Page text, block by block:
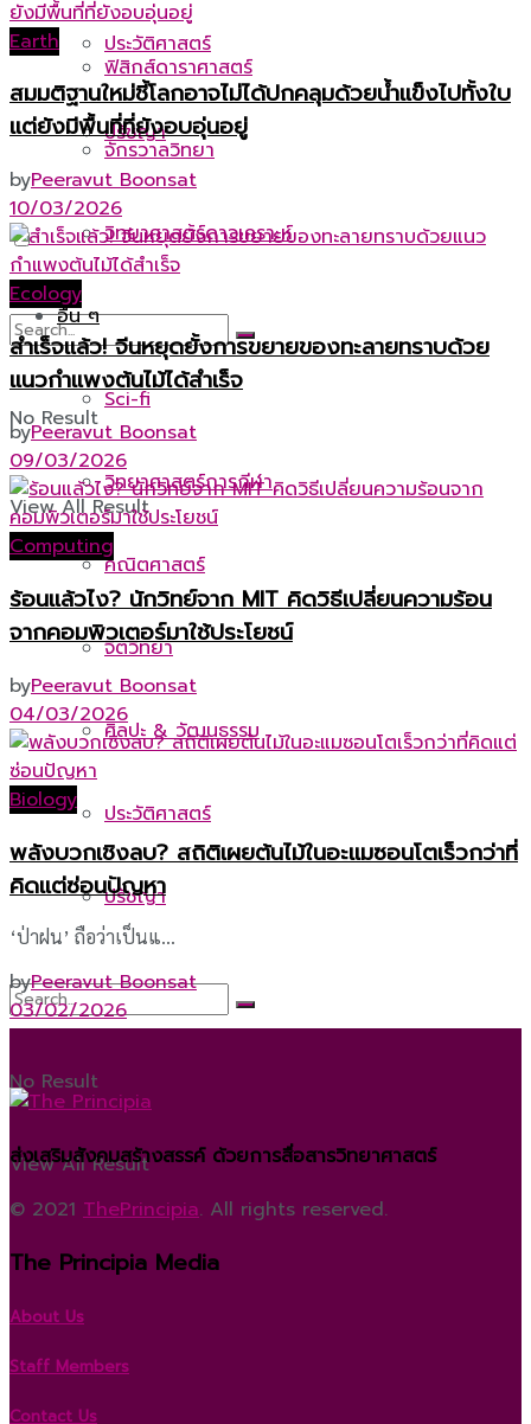
ประวัติศาสตร์
ปรัชญา
No Result
View All Result
ฟิสิกส์ดาราศาสตร์
จักรวาลวิทยา
วิทยาศาสตร์ดาวเคราะห์
อื่น ๆ
Sci-fi
วิทยาศาสตร์การกีฬา
คณิตศาสตร์
จิตวิทยา
ศิลปะ & วัฒนธรรม
ประวัติศาสตร์
ปรัชญา
No Result
View All Result
Earth
สมมติฐานใหม่ชี้โลกอาจไม่ได้ปกคลุมด้วยน้ำแข็งไปทั้งใบ
แต่ยังมีพื้นที่ที่ยังอบอุ่นอยู่
byPeeravut Boonsat
10/03/2026
Ecology
สำเร็จแล้ว! จีนหยุดยั้งการขยายของทะลายทราบด้วย
แนวกำแพงต้นไม้ได้สำเร็จ
byPeeravut Boonsat
09/03/2026
Computing
ร้อนแล้วไง? นักวิทย์จาก MIT คิดวิธีเปลี่ยนความร้อน
จากคอมพิวเตอร์มาใช้ประโยชน์
byPeeravut Boonsat
04/03/2026
Biology
พลังบวกเชิงลบ? สถิติเผยต้นไม้ในอะแมซอนโตเร็วกว่าที่
คิดแต่ซ่อนปัญหา
‘ป่าฝน’ ถือว่าเป็นแ...
byPeeravut Boonsat
03/02/2026
ส่งเสริมสังคมสร้างสรรค์ ด้วยการสื่อสารวิทยาศาสตร์
© 2021 ThePrincipia. All rights reserved.
The Principia Media
About Us
Staff Members
Contact Us